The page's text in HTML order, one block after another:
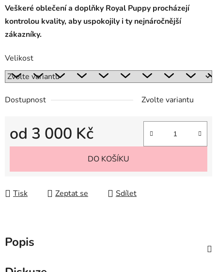
Veškeré oblečení a doplňky Royal Puppy procházejí
kontrolou kvality, aby uspokojily i ty nejnáročnější
zákazníky.
Velikost
Dostupnost Zvolte variantu
od 3 000 Kč
Měrná cena:
DO KOŠÍKU
Tisk Zeptat se Sdílet
Popis